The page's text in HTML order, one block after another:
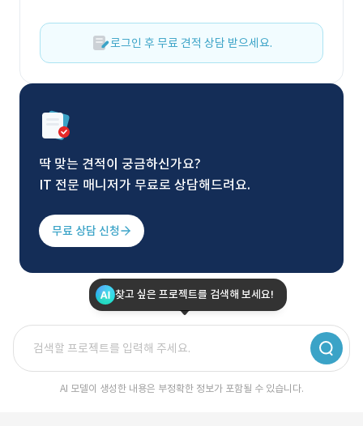
로그인 후 무료 견적 상담 받으세요.
딱 맞는 견적이 궁금하신가요?
IT 전문 매니저가 무료로 상담해드려요.
무료 상담 신청
찾고 싶은 프로젝트를 검색해 보세요!
AI 모델이 생성한 내용은 부정확한 정보가 포함될 수 있습니다.